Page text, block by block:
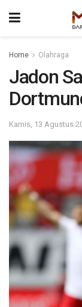
Home Olahraga
Jadon
Kamis, 13 Agustus